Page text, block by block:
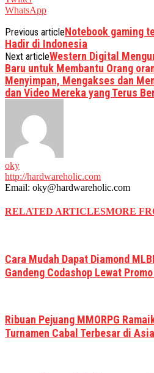
WhatsApp
Previous articleNotebook gaming
Hadir di Indonesia
Next articleWestern Digital
Baru untuk Membantu Orang
Menyimpan, Mengakses dan
dan Video Mereka yang Terus
oky
http://hardwareholic.com
Email: oky@hardwareholic.com
RELATED ARTICLESMORE
Cara Mudah Dapat Diamond
Gandeng Codashop Lewat Promo
Ribuan Pejuang MMORPG
Turnamen Cabal Terbesar di